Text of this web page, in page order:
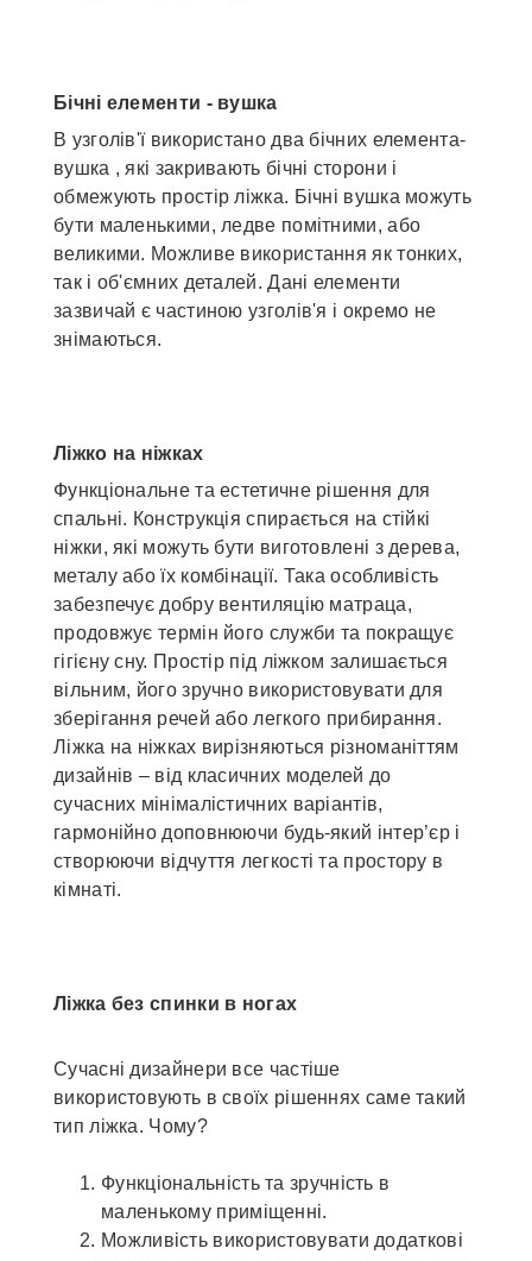
Бічні елементи - вушка
В узголів'ї використано два бічних елемента-
вушка , які закривають бічні сторони і
обмежують простір ліжка. Бічні вушка можуть
бути маленькими, ледве помітними, або
великими. Можливе використання як тонких,
так і об'ємних деталей. Дані елементи
зазвичай є частиною узголів'я і окремо не
знімаються.
Ліжко на ніжках
Функціональне та естетичне рішення для
спальні. Конструкція спирається на стійкі
ніжки, які можуть бути виготовлені з дерева,
металу або їх комбінації. Така особливість
забезпечує добру вентиляцію матраца,
продовжує термін його служби та покращує
гігієну сну. Простір під ліжком залишається
вільним, його зручно використовувати для
зберігання речей або легкого прибирання.
Ліжка на ніжках вирізняються різноманіттям
дизайнів – від класичних моделей до
сучасних мінімалістичних варіантів,
гармонійно доповнюючи будь-який інтер’єр і
створюючи відчуття легкості та простору в
кімнаті.
Ліжка без спинки в ногах
Сучасні дизайнери все частіше
використовують в своїх рішеннях саме такий
тип ліжка. Чому?
Функціональність та зручність в
маленькому приміщенні.
Можливість використовувати додаткові